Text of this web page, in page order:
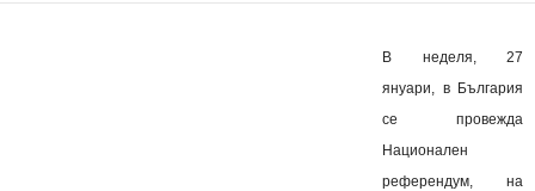
В неделя, 27
януари, в България
се провежда
Национален
референдум, на